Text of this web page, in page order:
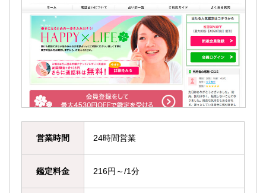
営業時間 24時間営業
鑑定料金 216円～/1分